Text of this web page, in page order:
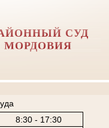
СУД
МОРДОВИЯ
8:30 - 17:30